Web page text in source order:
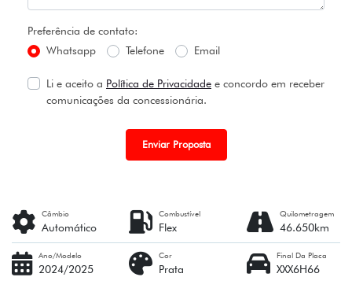
Preferência de contato:
Whatsapp
Telefone Email
Li e aceito a Política de Privacidade e concordo em receber
comunicações da concessionária.
Enviar Proposta
Câmbio
Automático
Combustível
Flex
Quilometragem
46.650km
Ano/Modelo
2024/2025
Cor
Prata
Final Da Placa
XXX6H66